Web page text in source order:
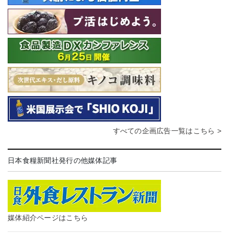
すべての企画広告一覧はこちら >
日本食糧新聞社発行の他媒体記事
媒体紹介ページはこちら